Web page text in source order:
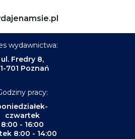
wydawnictwa:
ul. Fredry 8,
701 Poznań
pracy:
czwartek
8:00 - 16:00
8:00 - 14:00